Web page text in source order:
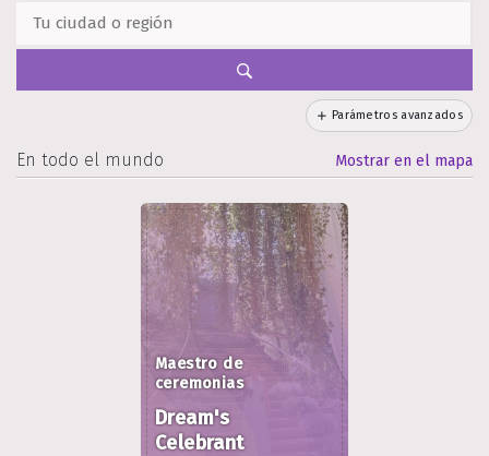
Parámetros avanzados
En todo el mundo Mostrar en el mapa
Maestro de
ceremonias
Dream's
Celebrant